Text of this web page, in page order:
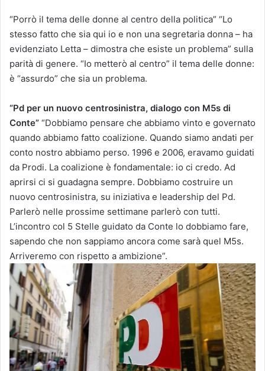
“Porrò il tema delle donne al centro della politica” “Lo
stesso fatto che sia qui io e non una segretaria donna – ha
evidenziato Letta – dimostra che esiste un problema” sulla
parità di genere. “Io metterò al centro” il tema delle donne:
è “assurdo” che sia un problema.
“Pd per un nuovo centrosinistra, dialogo con M5s di
Conte” “Dobbiamo pensare che abbiamo vinto e governato
quando abbiamo fatto coalizione. Quando siamo andati per
conto nostro abbiamo perso. 1996 e 2006, eravamo guidati
da Prodi. La coalizione è fondamentale: io ci credo. Ad
aprirsi ci si guadagna sempre. Dobbiamo costruire un
nuovo centrosinistra, su iniziativa e leadership del Pd.
Parlerò nelle prossime settimane parlerò con tutti.
L’incontro col 5 Stelle guidato da Conte lo dobbiamo fare,
sapendo che non sappiamo ancora come sarà quel M5s.
Arriveremo con rispetto a ambizione”.